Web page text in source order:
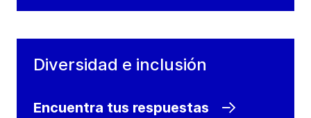
Diversidad e inclusión
Encuentra tus respuestas